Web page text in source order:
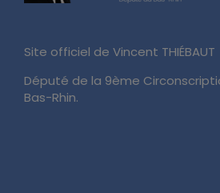
Site officiel de Vincent THIÉBAUT
Député de la 9ème
Bas-Rhin.